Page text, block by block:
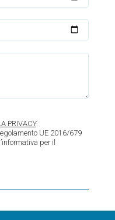
PRIVACY.
UE 2016/679
per il